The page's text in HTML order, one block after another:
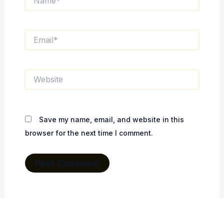
Save my name, email, and website in this
browser for the next time I comment.